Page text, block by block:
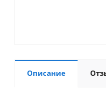
Описание